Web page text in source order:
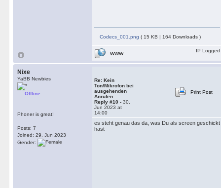
Codecs_001.png ( 15 KB | 164 Downloads )
WWW
IP Logged
Nixe
YaBB Newbies
Offline
Phoner is great!
Posts: 7
Joined: 29. Jun 2023
Gender:
Re: Kein
Ton/Mikrofon bei
ausgehenden
Anrufen
Reply #10 - 30.
Jun 2023 at
14:00
Print Post
es steht genau das da, was Du als screen geschickt
hast